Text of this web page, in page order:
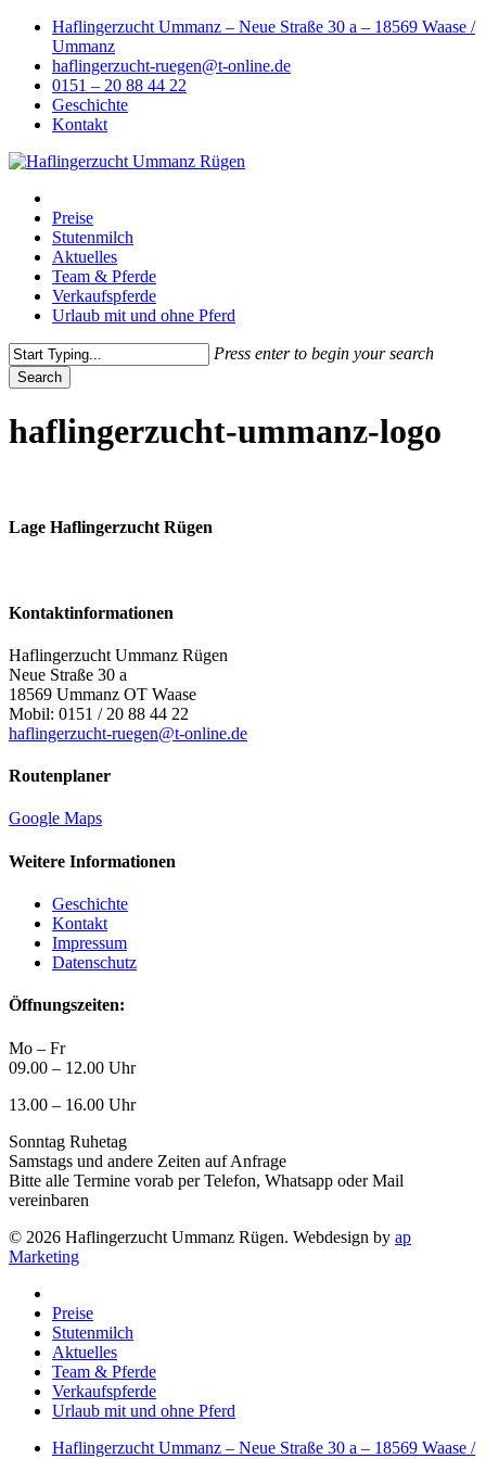
Skip
main
content
Haflingerzucht Ummanz – Neue Straße 30 a – 18569 Waase /
Ummanz
haflingerzucht-ruegen@t-online.de
0151 – 20 88 44 22
Geschichte
Kontakt
Menu
Preise
Stutenmilch
Aktuelles
Team & Pferde
Verkaufspferde
Urlaub mit und ohne Pferd
Press enter to begin your search
Search
Search
haflingerzucht-ummanz-logo
Lage Haflingerzucht Rügen
Kontaktinformationen
Haflingerzucht Ummanz Rügen
Neue Straße 30 a
18569 Ummanz OT Waase
Mobil: 0151 / 20 88 44 22
haflingerzucht-ruegen@t-online.de
Routenplaner
Google Maps
Weitere Informationen
Geschichte
Kontakt
Impressum
Datenschutz
Öffnungszeiten:
Mo – Fr
09.00 – 12.00 Uhr
13.00 – 16.00 Uhr
Sonntag Ruhetag
Samstags und andere Zeiten auf Anfrage
Bitte alle Termine vorab per Telefon, Whatsapp oder Mail
vereinbaren
© 2026 Haflingerzucht Ummanz Rügen. Webdesign by ap
Marketing
Close
Menu
Preise
Stutenmilch
Aktuelles
Team & Pferde
Verkaufspferde
Urlaub mit und ohne Pferd
Haflingerzucht Ummanz – Neue Straße 30 a – 18569 Waase /